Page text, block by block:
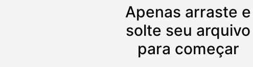
Apenas arraste e
solte seu arquivo
para começar